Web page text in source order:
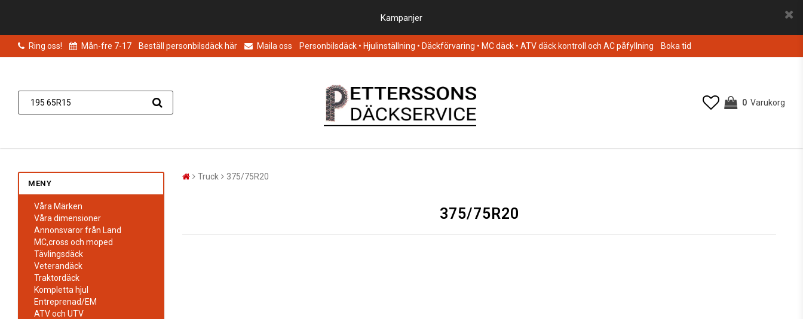
Kampanjer
Ring oss! Mån-fre 7-17 Beställ personbilsdäck här Maila oss Personbilsdäck • Hjulinställning • Däckförvaring • MC däck • ATV däck kontroll och AC påfyllning Boka tid
0 Varukorg
MENY
Våra Märken
Våra dimensioner
Annonsvaror från Land
MC,cross och moped
Tävlingsdäck
Veterandäck
Traktordäck
Kompletta hjul
Entreprenad/EM
ATV och UTV
Truck 375/75R20
375/75R20